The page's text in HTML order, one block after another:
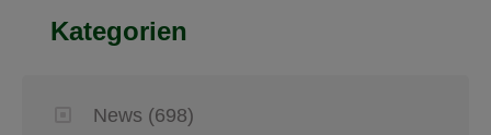
Kategorien
News (698)